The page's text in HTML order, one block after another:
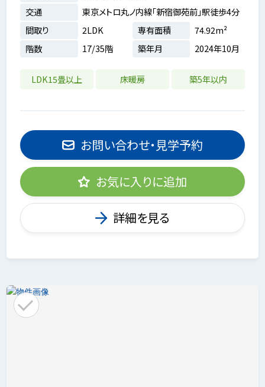
交通
東京メトロ丸ノ内線「新宿御苑前」駅徒歩4分
間取り
2LDK 専有面積
74.92m²
階数
17/35階 築年月 2024年10月
LDK15畳以上 床暖房 築5年以内
お問い合わせ・見学予約
お気に入りに追加
詳細を見る